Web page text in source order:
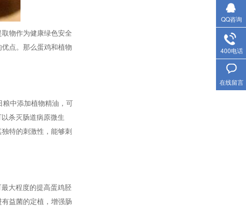
物作为健康绿色安全
点。那么蛋鸡和植物
中添加植物精油，可
杀灭肠道病原微生
特的刺激性，能够刺
大程度的提高蛋鸡胫
益菌的定植，增强肠
QQ咨询
400电话
在线留言